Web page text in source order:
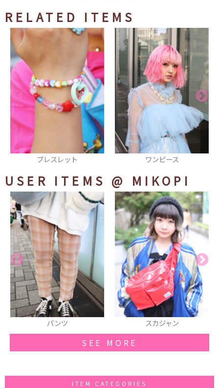
RELATED ITEMS
ワンピース ブレスレット
USER ITEMS @ MIKOPI
スカジャン ショルダーバッグ
SEE MORE
ITEM CATEGORIES